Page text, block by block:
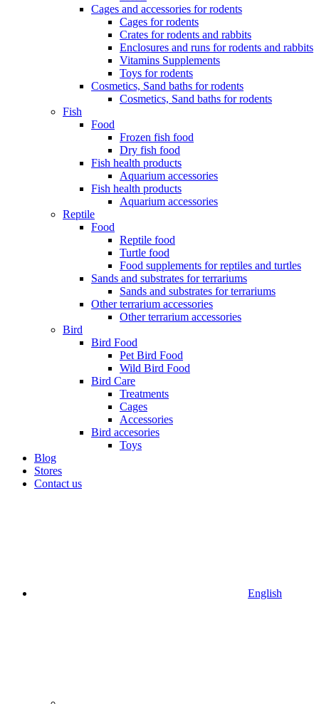
Cages and accessories for rodents
Cages for rodents
Сrates for rodents and rabbits
Enclosures and runs for rodents and rabbits
Vitamins Supplements
Toys for rodents
Cosmetics, Sand baths for rodents
Cosmetics, Sand baths for rodents
Fish
Food
Frozen fish food
Dry fish food
Fish health products
Aquarium accessories
Fish health products
Aquarium accessories
Reptile
Food
Reptile food
Turtle food
Food supplements for reptiles and turtles
Sands and substrates for terrariums
Sands and substrates for terrariums
Other terrarium accessories
Other terrarium accessories
Bird
Bird Food
Pet Bird Food
Wild Bird Food
Bird Care
Treatments
Cages
Accessories
Bird accesories
Toys
Blog
Stores
Contact us
English